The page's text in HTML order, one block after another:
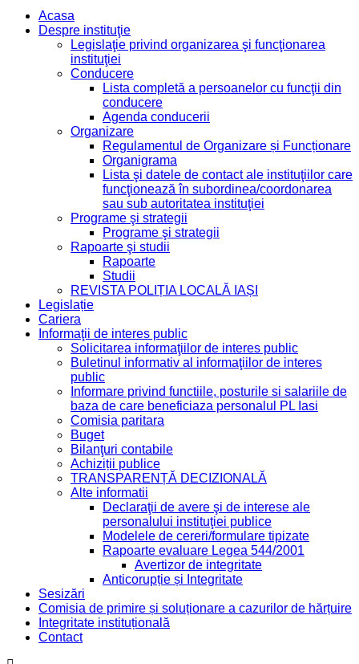
Acasa
Despre instituţie
Legislaţie privind organizarea şi funcţionarea
instituţiei
Conducere
Lista completă a persoanelor cu funcţii din
conducere
Agenda conducerii
Organizare
Regulamentul de Organizare și Funcționare
Organigrama
Lista şi datele de contact ale instituţiilor care
funcţionează în subordinea/coordonarea
sau sub autoritatea instituţiei
Programe şi strategii
Programe şi strategii
Rapoarte şi studii
Rapoarte
Studii
REVISTA POLIȚIA LOCALĂ IAȘI
Legislație
Cariera
Informaţii de interes public
Solicitarea informaţiilor de interes public
Buletinul informativ al informaţiilor de interes
public
Informare privind functiile, posturile si salariile de
baza de care beneficiaza personalul PL Iasi
Comisia paritara
Buget
Bilanţuri contabile
Achiziții publice
TRANSPARENȚĂ DECIZIONALĂ
Alte informatii
Declaraţii de avere şi de interese ale
personalului instituţiei publice
Modelele de cereri/formulare tipizate
Rapoarte evaluare Legea 544/2001
Avertizor de integritate
Anticorupție și Integritate
Sesizări
Comisia de primire și soluționare a cazurilor de hărțuire
Integritate instituțională
Contact